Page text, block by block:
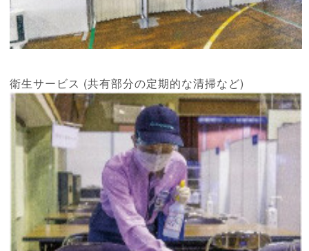
衛生サービス (共有部分の定期的な清掃など)